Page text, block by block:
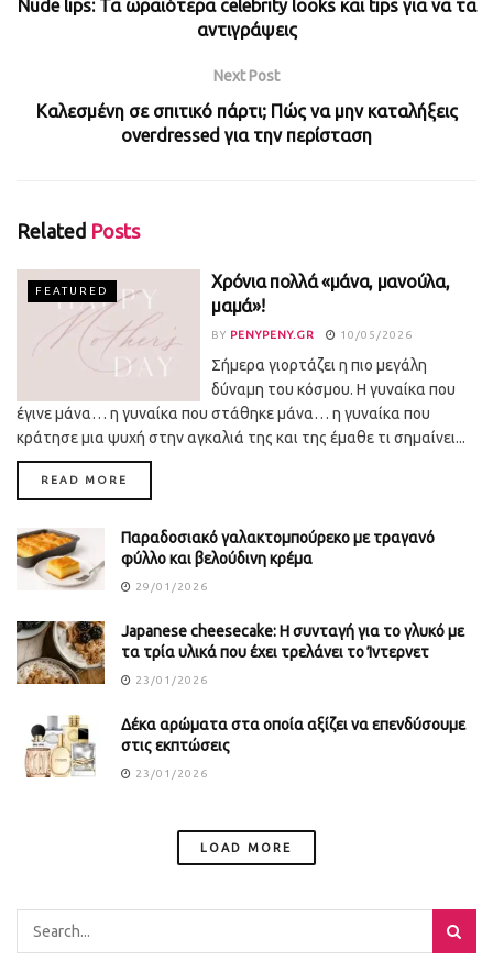
Nude lips: Τα ωραιότερα celebrity looks και tips για να τα
αντιγράψεις
Next Post
Καλεσμένη σε σπιτικό πάρτι; Πώς να μην καταλήξεις
overdressed για την περίσταση
Related Posts
FEATURED
Χρόνια πολλά «μάνα, μανούλα,
μαμά»!
BY PENYPENY.GR 10/05/2026
Σήμερα γιορτάζει η πιο μεγάλη
δύναμη του κόσμου. Η γυναίκα που
έγινε μάνα… η γυναίκα που στάθηκε μάνα… η γυναίκα που
κράτησε μια ψυχή στην αγκαλιά της και της έμαθε τι σημαίνει...
READ MORE
Παραδοσιακό γαλακτομπούρεκο με τραγανό
φύλλο και βελούδινη κρέμα
29/01/2026
Japanese cheesecake: Η συνταγή για το γλυκό με
τα τρία υλικά που έχει τρελάνει το Ίντερνετ
23/01/2026
Δέκα αρώματα στα οποία αξίζει να επενδύσουμε
στις εκπτώσεις
23/01/2026
LOAD MORE